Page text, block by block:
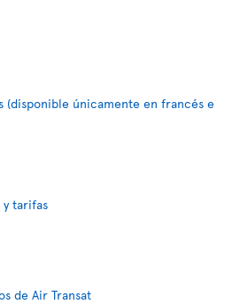
(disponible únicamente en francés e
tarifas
de Air Transat